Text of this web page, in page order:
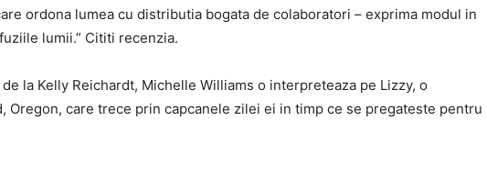
ordona lumea cu distributia bogata de colaboratori – exprima modul in
lumii.” Cititi recenzia.
la Kelly Reichardt, Michelle Williams o interpreteaza pe Lizzy, o
Oregon, care trece prin capcanele zilei ei in timp ce se pregateste pentru